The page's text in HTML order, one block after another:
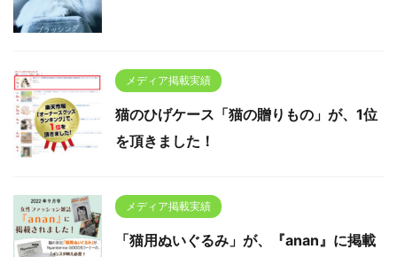
メディア掲載実績
猫のひげケース「猫の贈りもの」が、1位
を頂きました！
メディア掲載実績
「猫用ぬいぐるみ」が、『anan』に掲載